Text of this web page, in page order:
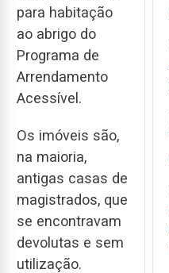
para habitação
ao abrigo do
Programa de
Arrendamento
Acessível.
Os imóveis são,
na maioria,
antigas casas de
magistrados, que
se encontravam
devolutas e sem
utilização.